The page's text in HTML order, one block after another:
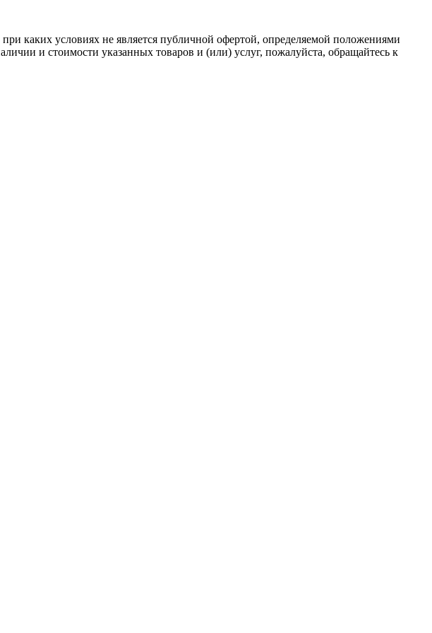
каких условиях не является публичной офертой, определяемой положениями
и стоимости указанных товаров и (или) услуг, пожалуйста, обращайтесь к